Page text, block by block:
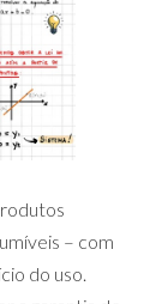
– com
do uso.